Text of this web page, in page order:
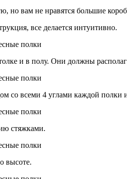
вам не нравятся большие
все делается интуитивно.
и в полу. Они должны
со всеми 4 углами каждой полки
стяжками.
высоте.